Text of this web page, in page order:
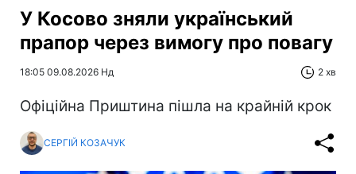
У Косово зняли український
прапор через вимогу про повагу
18:05 09.08.2026 Нд 2 хв
Офіційна Приштина пішла на крайній крок
СЕРГІЙ КОЗАЧУК